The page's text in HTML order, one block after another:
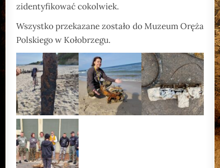
zidentyfikować cokolwiek.
Wszystko przekazane zostało do Muzeum Oręża
Polskiego w Kołobrzegu.